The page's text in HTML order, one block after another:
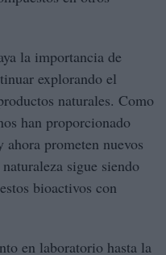
la importancia de
explorando el
naturales. Como
han proporcionado
prometen nuevos
sigue siendo
bioactivos con
en laboratorio hasta la